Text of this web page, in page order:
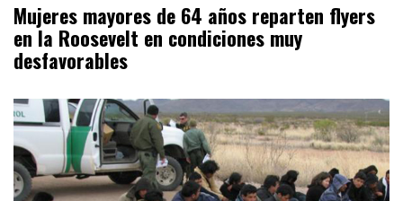
Mujeres mayores de 64 años reparten flyers
en la Roosevelt en condiciones muy
desfavorables